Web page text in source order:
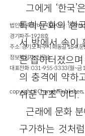
그에게 ‘한국’
특히 문화의 ‘한
서 밖에서 속이
은 좁아터졌으
의 충격에 약하
쉬운 구조”이다.
근래에 문화
구가하는 것처
법인명 : ㈜창비ㅣ대표이사 : 염종
경기파주-1928호
주소 : 경기도 파주시 회동길 184(
정보책임자 : 신문수
대표전화 : 031-955-3333(월~금
copyright © Changbi Publishers,